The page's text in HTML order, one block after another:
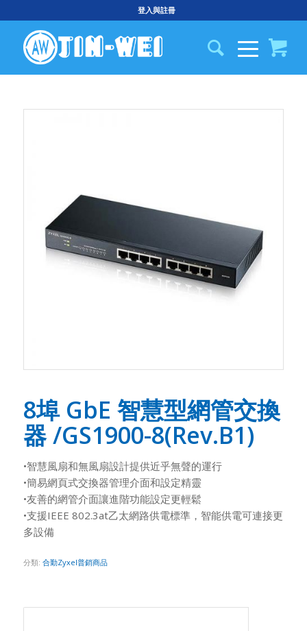
登入與註冊
8埠 GbE 智慧型網管交換
器 /GS1900-8(Rev.B1)
•智慧風扇和無風扇設計提供近乎無聲的運行
•簡易網頁式交換器管理介面和設定精靈
•友善的網管介面讓進階功能設定更輕鬆
•支援IEEE 802.3at乙太網路供電標準，智能供電可連接更
多設備
分類: 合勤Zyxel普銷商品